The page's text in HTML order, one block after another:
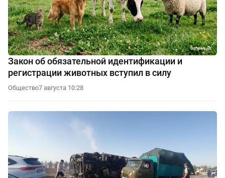
Закон об обязательной идентификации и
регистрации животных вступил в силу
Общество7 августа 10:28